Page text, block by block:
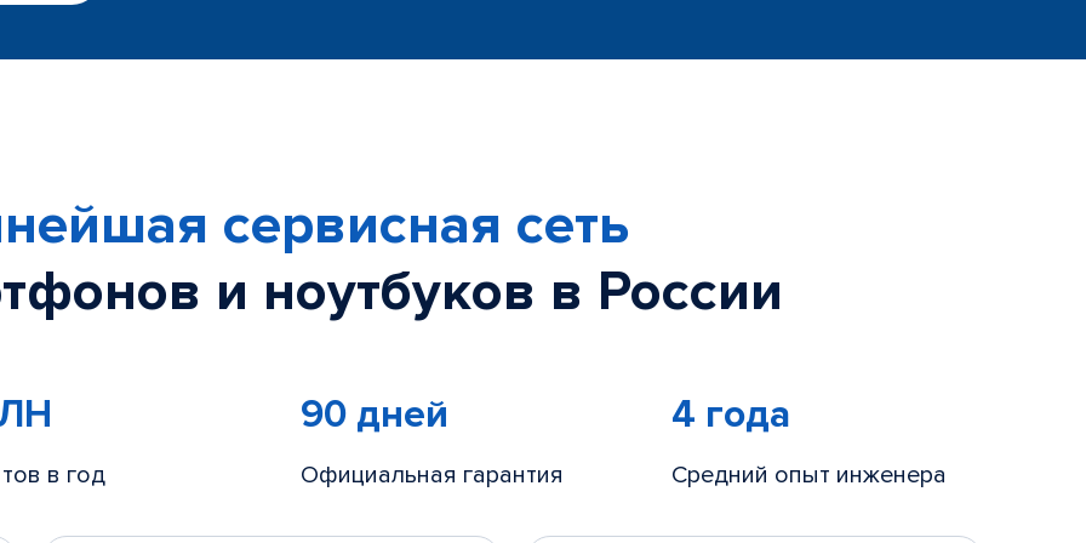
сервисная сеть
и ноутбуков в России
в год
90 дней
Официальная гарантия
4 года
Средний опыт инженера